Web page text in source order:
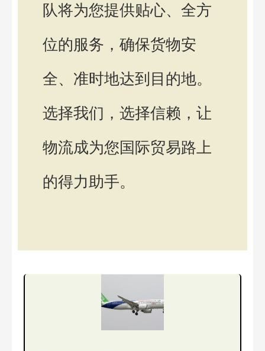
队将为您提供贴心、全方
位的服务，确保货物安
全、准时地达到目的地。
选择我们，选择信赖，让
物流成为您国际贸易路上
的得力助手。